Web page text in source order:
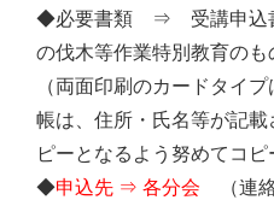
◆必要書類 ⇒ 受講申込書
の伐木等作業特別教育の
（両面印刷のカードタイ
帳は、住所・氏名等が記
ピーとなるよう努めてコピ
◆申込先 ⇒ 各分会 （連絡